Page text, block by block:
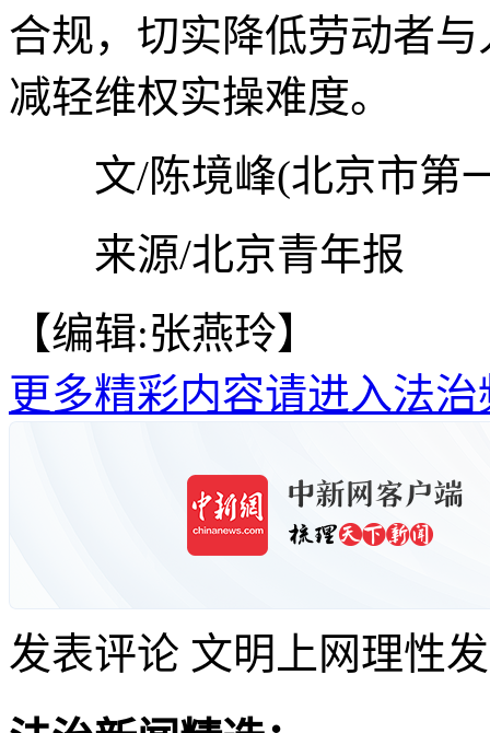
合规，切实降低劳动者
减轻维权实操难度。
文/陈境峰(北京市第
来源/北京青年报
【编辑:张燕玲】
更多精彩内容请进入法治
发表评论 文明上网理性